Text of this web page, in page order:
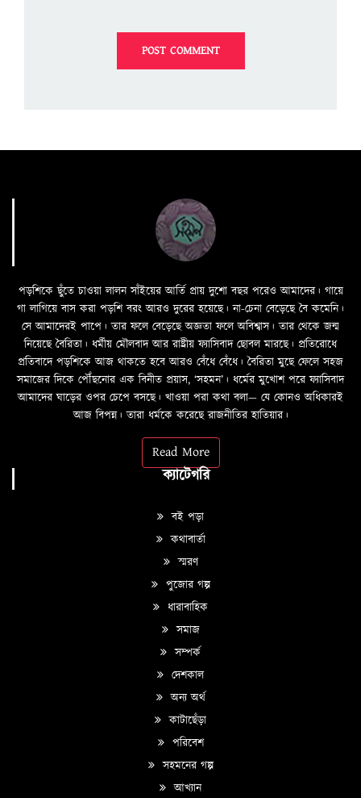
পড়শিকে ছুঁতে চাওয়া লালন সাঁইয়ের আর্তি প্রায় দুশো বছর পরেও আমাদের। গায়ে
গা লাগিয়ে বাস করা পড়শি বরং আরও দুরের হয়েছে। না-চেনা বেড়েছে বৈ কমেনি।
সে আমাদেরই পাপে। তার ফলে বেড়েছে অজ্ঞতা ফলে অবিশ্বাস। তার থেকে জন্ম
নিয়েছে বৈরিতা। ধর্মীয় মৌলবাদ আর রাষ্ট্রীয় ফ্যাসিবাদ ছোবল মারছে। প্রতিরোধে
প্রতিবাদে পড়শিকে আজ থাকতে হবে আরও বেঁধে বেঁধে। বৈরিতা মুছে ফেলে সহজ
সমাজের দিকে পৌঁছনোর এক বিনীত প্রয়াস, ‘সহমন’। ধর্মের মুখোশ পরে ফ্যাসিবাদ
আমাদের ঘাড়ের ওপর চেপে বসছে। খাওয়া পরা কথা বলা—­­ যে কোনও অধিকারই
আজ বিপন্ন। তারা ধর্মকে করেছে রাজনীতির হাতিয়ার।
Read More
ক্যাটেগরি
বই পড়া
কথাবার্তা
স্মরণ
পুজোর গল্প
ধারাবাহিক
সমাজ
সম্পর্ক
দেশকাল
অন্য অর্থ
কাটাছেঁড়া
পরিবেশ
সহমনের গল্প
আখ্যান